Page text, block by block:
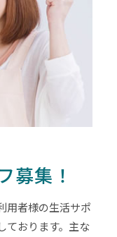
募集！
用者様の生活サポ
ております。主な